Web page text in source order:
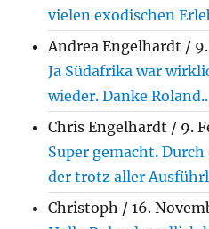
vielen exodischen
Andrea Engelhardt /
Ja Südafrika war
wieder. Danke
Chris Engelhardt / 9.
Super gemacht.
der trotz aller
Christoph /16.